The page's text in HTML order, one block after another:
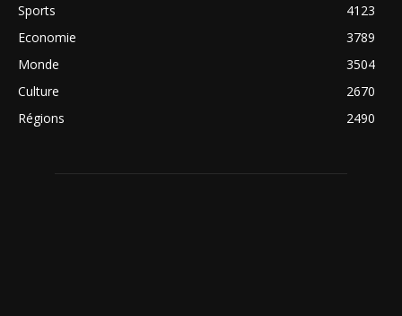
Sports
4123
Economie
3789
Monde
3504
Culture
2670
Régions
2490